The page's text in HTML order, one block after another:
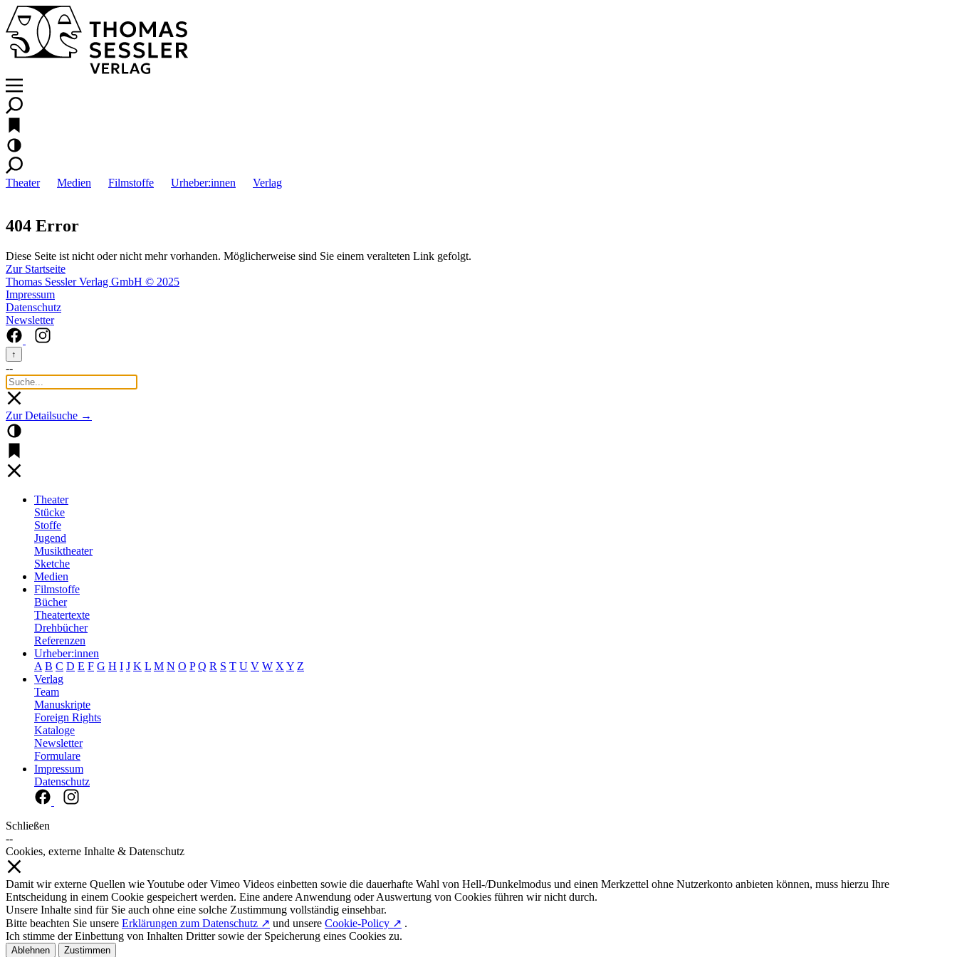
Theater Medien Filmstoffe Urheber:innen Verlag
404 Error
Diese Seite ist nicht oder nicht mehr vorhanden. Möglicherweise sind Sie einem veralteten Link gefolgt.
Zur Startseite
Thomas Sessler Verlag GmbH © 2025
Impressum
Datenschutz
Newsletter
↑
--
Zur Detailsuche →
Theater
Stücke
Stoffe
Jugend
Musiktheater
Sketche
Medien
Filmstoffe
Bücher
Theatertexte
Drehbücher
Referenzen
Urheber:innen
A B C D E F G H I J K L M N O P Q R S T U V W X Y Z
Verlag
Team
Manuskripte
Foreign Rights
Kataloge
Newsletter
Formulare
Impressum
Datenschutz
Schließen
--
Cookies, externe Inhalte & Datenschutz
Damit wir externe Quellen wie Youtube oder Vimeo Videos einbetten sowie die dauerhafte Wahl von Hell-/Dunkelmodus und einen Merkzettel ohne Nutzerkonto anbieten können, muss hierzu Ihre
Entscheidung in einem Cookie gespeichert werden. Eine andere Anwendung oder Auswertung von Cookies führen wir nicht durch.
Unsere Inhalte sind für Sie auch ohne eine solche Zustimmung vollständig einsehbar.
Bitte beachten Sie unsere Erklärungen zum Datenschutz ↗ und unsere Cookie-Policy ↗ .
Ich stimme der Einbettung von Inhalten Dritter sowie der Speicherung eines Cookies zu.
Ablehnen Zustimmen